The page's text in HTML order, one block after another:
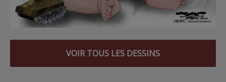
VOIR TOUS LES DESSINS